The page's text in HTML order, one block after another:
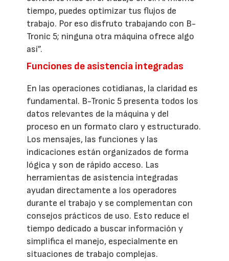
tiempo, puedes optimizar tus flujos de
trabajo. Por eso disfruto trabajando con B-
Tronic 5; ninguna otra máquina ofrece algo
así”.
Funciones de asistencia integradas
En las operaciones cotidianas, la claridad es
fundamental. B-Tronic 5 presenta todos los
datos relevantes de la máquina y del
proceso en un formato claro y estructurado.
Los mensajes, las funciones y las
indicaciones están organizados de forma
lógica y son de rápido acceso. Las
herramientas de asistencia integradas
ayudan directamente a los operadores
durante el trabajo y se complementan con
consejos prácticos de uso. Esto reduce el
tiempo dedicado a buscar información y
simplifica el manejo, especialmente en
situaciones de trabajo complejas.